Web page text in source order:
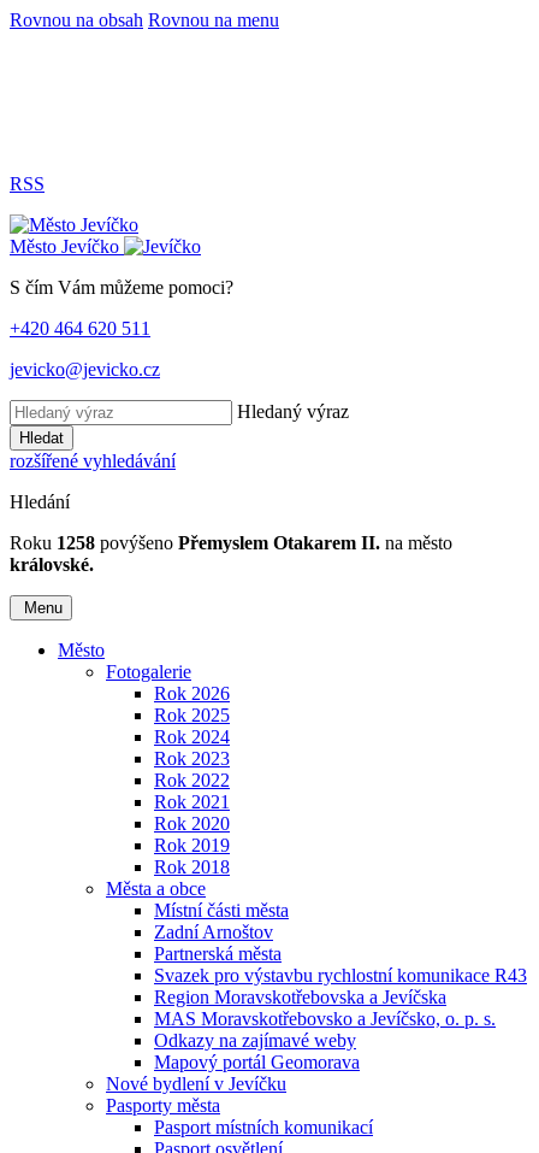
Rovnou na obsah Rovnou na menu
RSS
Město Jevíčko
S čím Vám můžeme pomoci?
+420 464 620 511
jevicko@jevicko.cz
Hledaný výraz
Hledat
rozšířené vyhledávání
Hledání
Roku 1258 povýšeno Přemyslem Otakarem II. na město
královské.
Menu
Město
Fotogalerie
Rok 2026
Rok 2025
Rok 2024
Rok 2023
Rok 2022
Rok 2021
Rok 2020
Rok 2019
Rok 2018
Města a obce
Místní části města
Zadní Arnoštov
Partnerská města
Svazek pro výstavbu rychlostní komunikace R43
Region Moravskotřebovska a Jevíčska
MAS Moravskotřebovsko a Jevíčsko, o. p. s.
Odkazy na zajímavé weby
Mapový portál Geomorava
Nové bydlení v Jevíčku
Pasporty města
Pasport místních komunikací
Pasport osvětlení